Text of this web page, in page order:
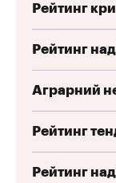
Рейтинг
Рейтинг
Аграрний
Рейтинг
Рейтинг